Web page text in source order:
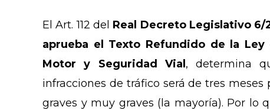
El Art. 112 del Real Decreto Legislativo 6/
aprueba el Texto Refundido de la Ley
Motor y Seguridad Vial , determina
infracciones de tráfico será de tres meses
graves y muy graves (la mayoría). Por lo